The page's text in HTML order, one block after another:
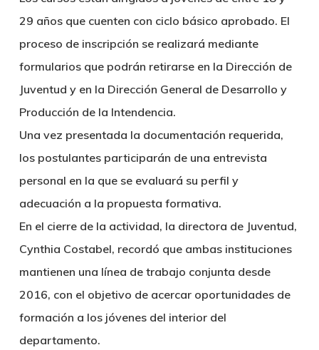
29 años que cuenten con ciclo básico aprobado. El
proceso de inscripción se realizará mediante
formularios que podrán retirarse en la Dirección de
Juventud y en la Dirección General de Desarrollo y
Producción de la Intendencia.
Una vez presentada la documentación requerida,
los postulantes participarán de una entrevista
personal en la que se evaluará su perfil y
adecuación a la propuesta formativa.
En el cierre de la actividad, la directora de Juventud,
Cynthia Costabel, recordó que ambas instituciones
mantienen una línea de trabajo conjunta desde
2016, con el objetivo de acercar oportunidades de
formación a los jóvenes del interior del
departamento.